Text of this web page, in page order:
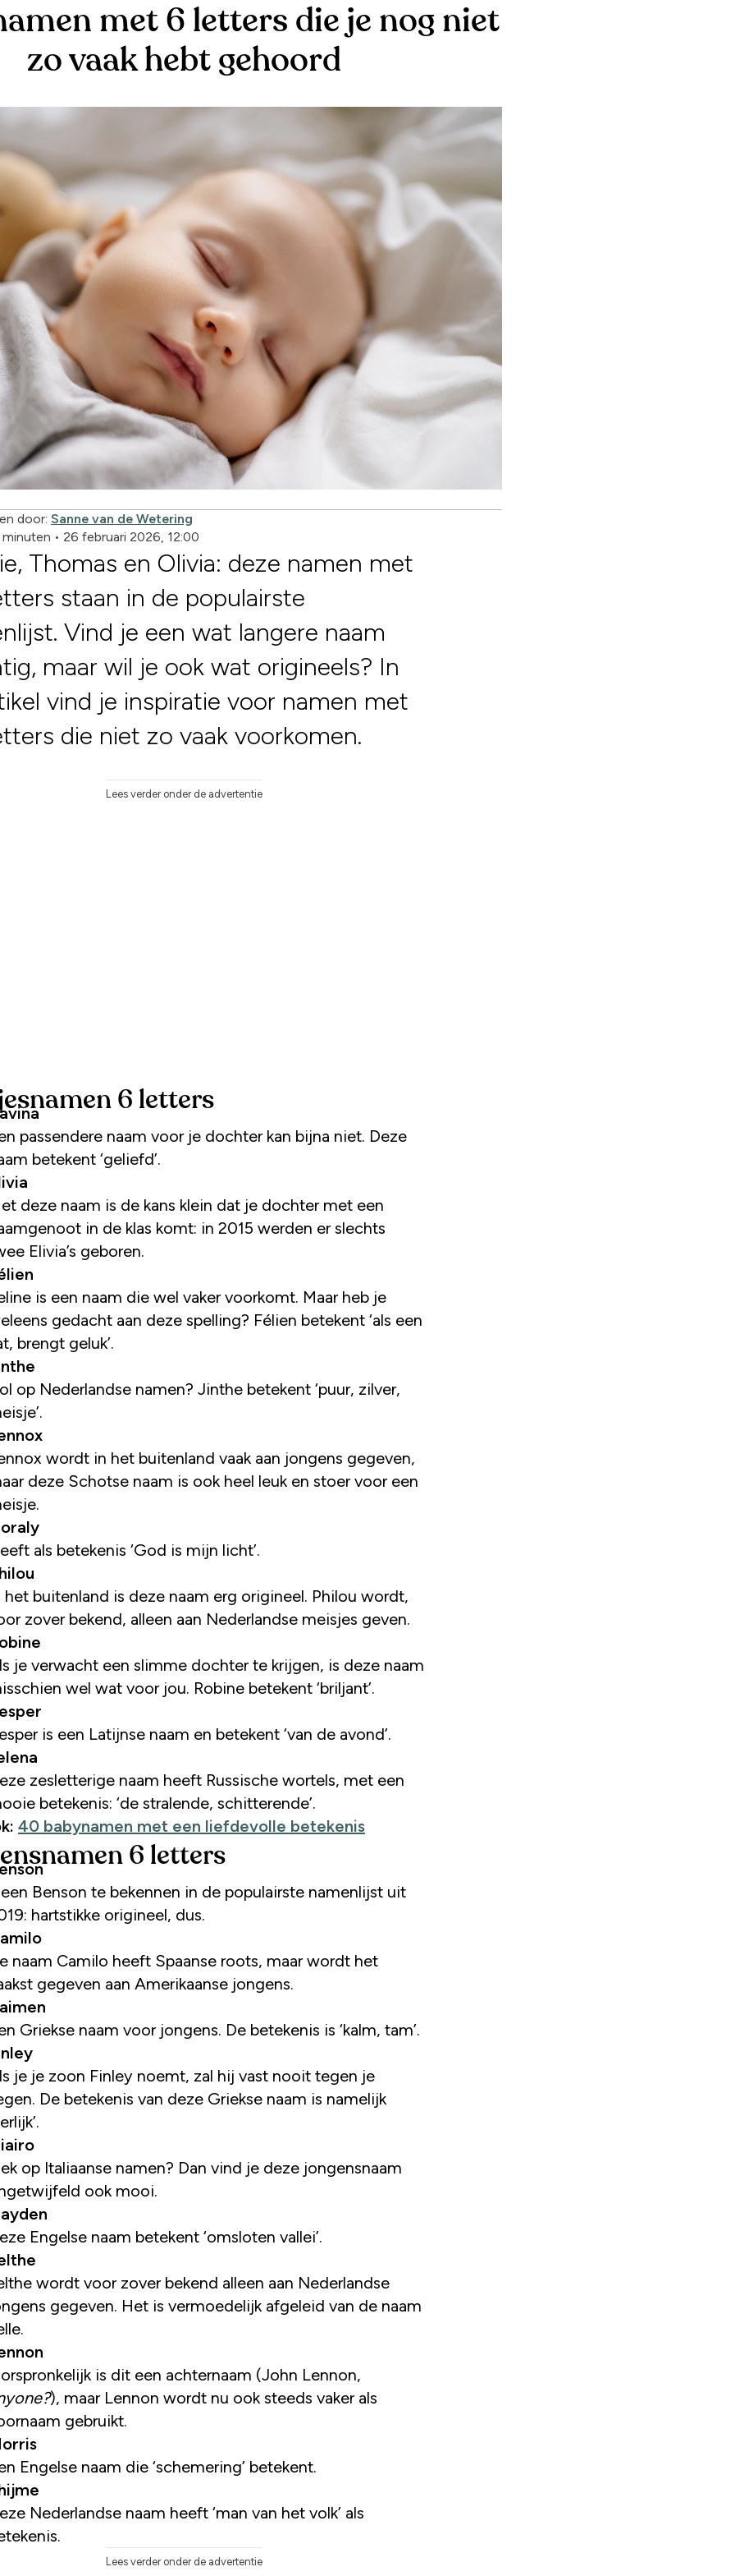
met 6 letters die je nog niet
zo vaak hebt gehoord
door: Sanne van de Wetering
• 26 februari 2026, 12:00
Thomas en Olivia: deze namen met
staan in de populairste
Vind je een wat langere naam
maar wil je ook wat origineels? In
vind je inspiratie voor namen met
die niet zo vaak voorkomen.
Lees verder onder de advertentie
6 letters
passendere naam voor je dochter kan bijna niet. Deze
betekent ‘geliefd’.
deze naam is de kans klein dat je dochter met een
in de klas komt: in 2015 werden er slechts
Elivia’s geboren.
is een naam die wel vaker voorkomt. Maar heb je
gedacht aan deze spelling? Félien betekent ‘als een
brengt geluk’.
op Nederlandse namen? Jinthe betekent ‘puur, zilver,
wordt in het buitenland vaak aan jongens gegeven,
deze Schotse naam is ook heel leuk en stoer voor een
als betekenis ‘God is mijn licht’.
het buitenland is deze naam erg origineel. Philou wordt,
zover bekend, alleen aan Nederlandse meisjes geven.
je verwacht een slimme dochter te krijgen, is deze naam
wel wat voor jou. Robine betekent ‘briljant’.
is een Latijnse naam en betekent ‘van de avond’.
zesletterige naam heeft Russische wortels, met een
betekenis: ‘de stralende, schitterende’.
40 babynamen met een liefdevolle betekenis
6 letters
Benson te bekennen in de populairste namenlijst uit
hartstikke origineel, dus.
naam Camilo heeft Spaanse roots, maar wordt het
gegeven aan Amerikaanse jongens.
Griekse naam voor jongens. De betekenis is ‘kalm, tam’.
je je zoon Finley noemt, zal hij vast nooit tegen je
De betekenis van deze Griekse naam is namelijk
op Italiaanse namen? Dan vind je deze jongensnaam
ook mooi.
Engelse naam betekent ‘omsloten vallei’.
wordt voor zover bekend alleen aan Nederlandse
gegeven. Het is vermoedelijk afgeleid van de naam
is dit een achternaam (John Lennon,
), maar Lennon wordt nu ook steeds vaker als
gebruikt.
Engelse naam die ‘schemering’ betekent.
Nederlandse naam heeft ‘man van het volk’ als
Lees verder onder de advertentie